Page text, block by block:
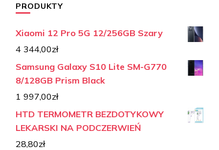
PRODUKTY
Xiaomi 12 Pro 5G 12/256GB Szary
4 344,00zł
Samsung Galaxy S10 Lite SM-G770
8/128GB Prism Black
1 997,00zł
HTD TERMOMETR BEZDOTYKOWY
LEKARSKI NA PODCZERWIEŃ
28,80zł